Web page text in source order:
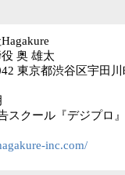
奥 雄太
東京都渋谷区宇田
スクール『デジプロ
inc.com/